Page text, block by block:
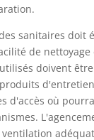
sanitaires doit
de
doivent
d'accès où